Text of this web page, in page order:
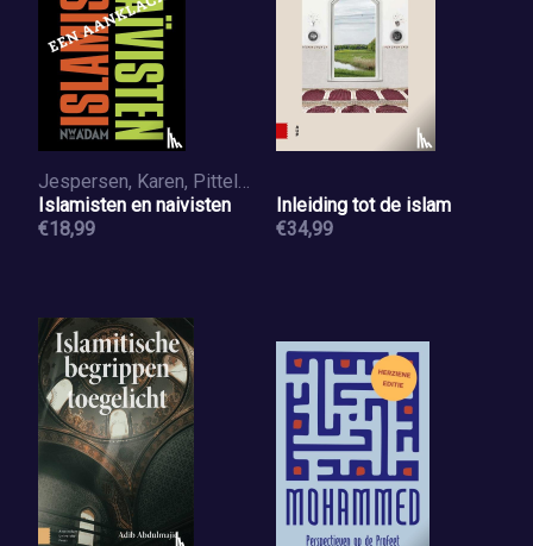
Jespersen, Karen, Pittelkow, Ralf
Islamisten en naivisten
€18,99
Inleiding tot de islam
€34,99